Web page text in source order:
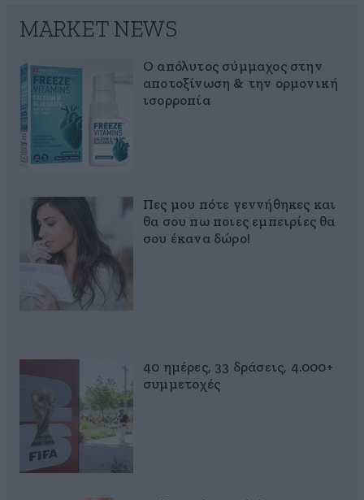
MARKET NEWS
Ο απόλυτος σύμμαχος στην
αποτοξίνωση & την ορμονική
ισορροπία
Πες μου πότε γεννήθηκες και
θα σου πω ποιες εμπειρίες θα
σου έκανα δώρο!
40 ημέρες, 33 δράσεις, 4.000+
συμμετοχές